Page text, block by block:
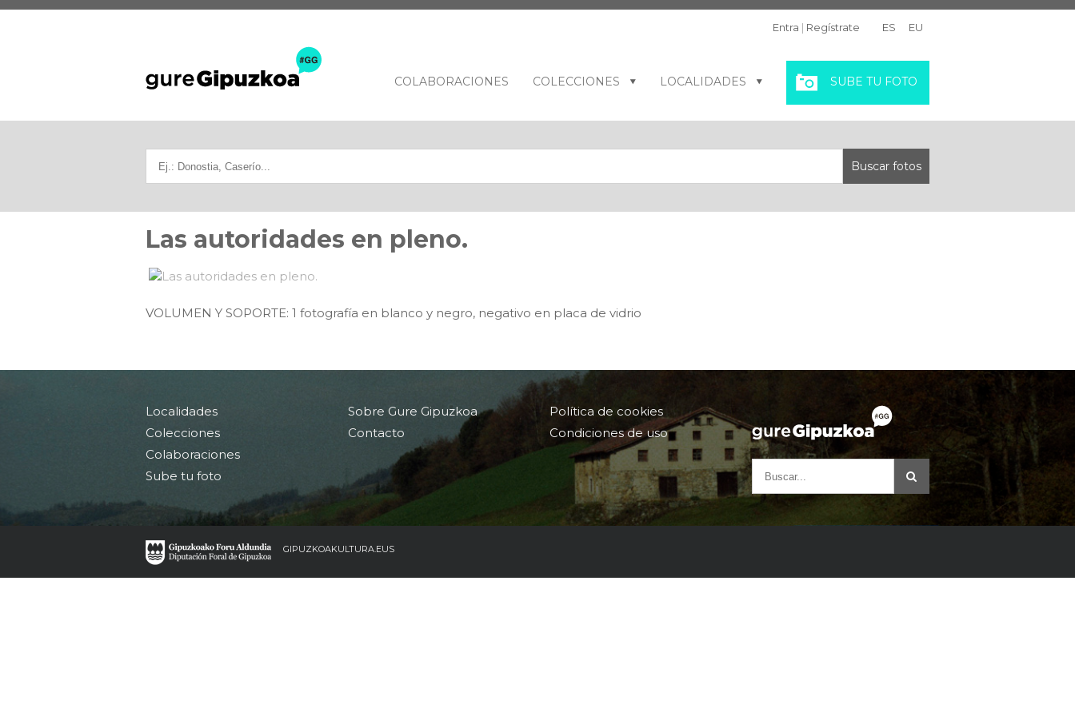
Entra | Regístrate ES EU
COLABORACIONES COLECCIONES LOCALIDADES SUBE TU FOTO
Las autoridades en pleno.
VOLUMEN Y SOPORTE: 1 fotografía en blanco y negro, negativo en placa de vidrio
Localidades
Colecciones
Colaboraciones
Sube tu foto
Sobre Gure Gipuzkoa
Contacto
Política de cookies
Condiciones de uso
GIPUZKOAKULTURA.EUS